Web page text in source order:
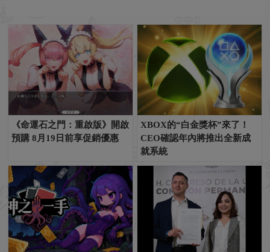
《命運石之門：重啟版》開啟
預購 8月19日前享促銷優惠
XBOX的“白金獎杯”來了！
CEO確認年內將推出全新成
就系統